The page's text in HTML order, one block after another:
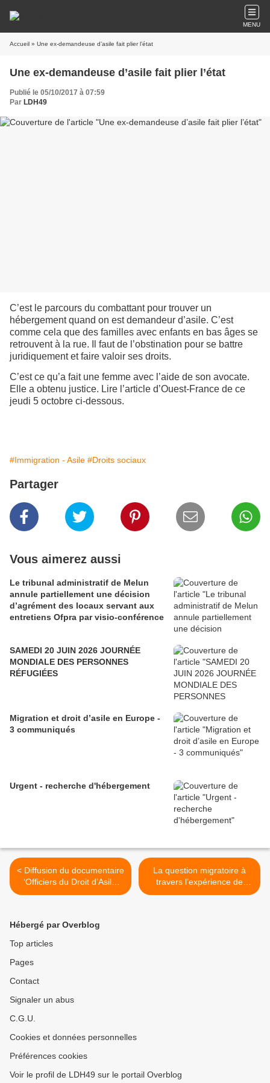
MENU
Accueil » Une ex-demandeuse d’asile fait plier l’état
Une ex-demandeuse d’asile fait plier l’état
Publié le 05/10/2017 à 07:59
Par LDH49
C’est le parcours du combattant pour trouver un
hébergement quand on est demandeur d’asile. C’est
comme cela que des familles avec enfants en bas âges se
retrouvent à la rue. Il faut de l’obstination pour se battre
juridiquement et faire valoir ses droits.
C’est ce qu’a fait une femme avec l’aide de son avocate.
Elle a obtenu justice. Lire l’article d’Ouest-France de ce
jeudi 5 octobre ci-dessous.
#Immigration - Asile #Droits sociaux
Partager
Vous aimerez aussi
Le tribunal administratif de Melun
annule partiellement une décision
d’agrément des locaux servant aux
entretiens Ofpra par visio-conférence
SAMEDI 20 JUIN 2026 JOURNÉE
MONDIALE DES PERSONNES
RÉFUGIÉES
Migration et droit d’asile en Europe -
3 communiqués
Urgent - recherche d'hébergement
< Diffusion du documentaire
‘Officiers du Droit d’Asile’
suivi d’un débat sur Public
La question migratoire à
travers l’expérience de
GRANDE-SYNTHE >
Hébergé par Overblog
Top articles
Pages
Contact
Signaler un abus
C.G.U.
Cookies et données personnelles
Préférences cookies
Voir le profil de LDH49 sur le portail Overblog